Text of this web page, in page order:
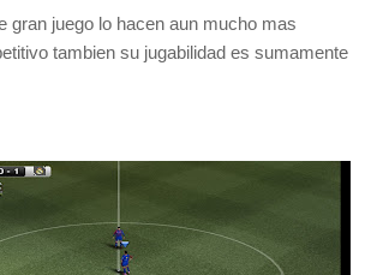
gran juego lo hacen aun mucho mas
tambien su jugabilidad es sumamente